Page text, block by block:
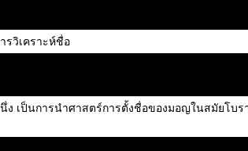
รวิเคราะห์ชื่อ
ง เป็นการนำศาสตร์การตั้งชื่อของมอญในสมัย